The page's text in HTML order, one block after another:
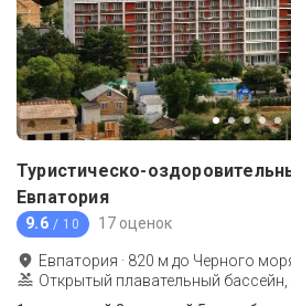
Туристическо-
Евпатория
9.6 / 10 17 оценок
Евпатория · 820 м до Черного
Открытый плавательный бассейн,